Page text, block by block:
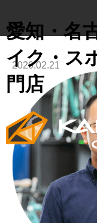
愛知・名
イク・ス
門店
2020.02.21